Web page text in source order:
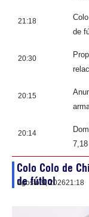
21:18
de
20:30
20:15
20:14
Colo Colo de
de fútbol
agosto 9, 202621:18